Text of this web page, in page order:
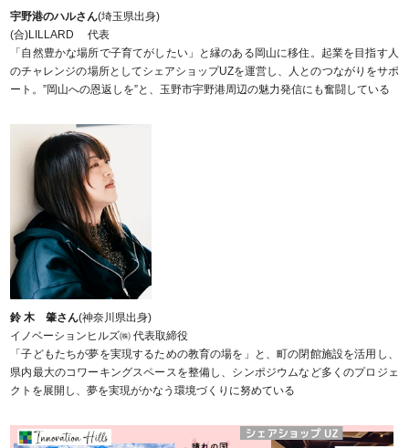
宇野港のハルさん(埼玉県出身)
(合)LILLARD 代表
「自然豊かな場所で子育てがしたい」と縁のある岡山に移住。起業を目指す人
のチャレンジの場所としてシェアショップUZを運営し、人とのつながりをサポ
ート。”岡山への恩返しを”と、玉野市宇野港周辺の魅力発信にも奮闘している
鈴 木 肇さん(神奈川県出身)
イノベーションヒルズ㈱ 代表取締役
「子どもたちが夢を実現するための教育の場を」と、町の閉館施設を活用し、
県内最大のコワーキングスペースを整備し、シンポジウムなど多くのプロジェ
クトを展開し、夢を実現がかなう環境づくりに努めている